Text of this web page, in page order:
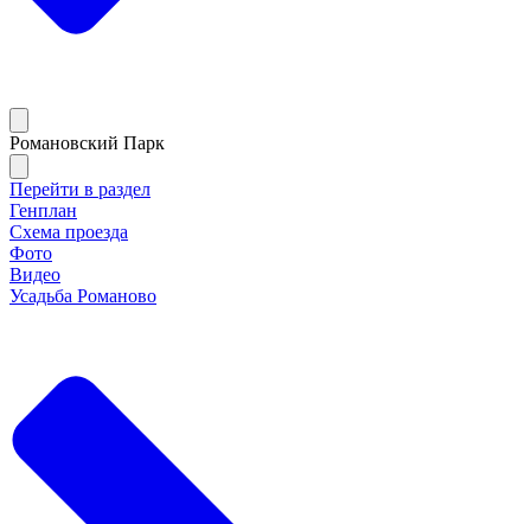
Романовский Парк
Перейти в раздел
Генплан
Схема проезда
Фото
Видео
Усадьба Романово